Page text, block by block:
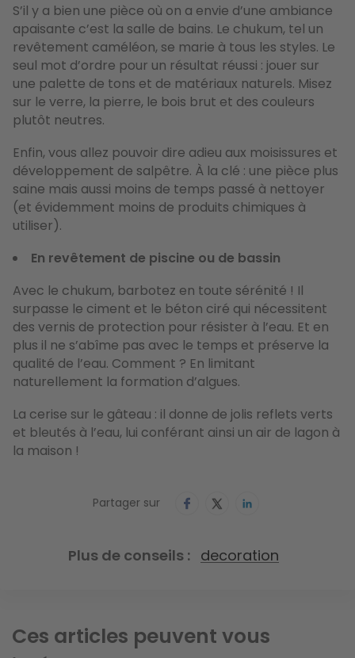
S’il y a bien une pièce où on a envie d’une ambiance
apaisante c’est la salle de bains. Le chukum, tel un
revêtement caméléon, se marie à tous les styles. Le
seul mot d’ordre pour un résultat réussi : jouer sur
une palette de tons et de matériaux naturels. Misez
sur le verre, la pierre, le bois brut et des couleurs
plutôt neutres.
Enfin, vous allez pouvoir dire adieu aux moisissures et
développement de salpêtre. À la clé : une pièce plus
saine mais aussi moins de temps passé à nettoyer
(et évidemment moins de produits chimiques à
utiliser).
En revêtement de piscine ou de bassin
Avec le chukum, barbotez en toute sérénité ! Il
surpasse le ciment et le béton ciré qui nécessitent
des vernis de protection pour résister à l’eau. Et en
plus il ne s’abîme pas avec le temps et préserve la
qualité de l’eau. Comment ? En limitant
naturellement la formation d’algues.
La cerise sur le gâteau : il donne de jolis reflets verts
et bleutés à l’eau, lui conférant ainsi un air de lagon à
la maison !
Partager sur
Plus de conseils decoration
Ces articles peuvent vous